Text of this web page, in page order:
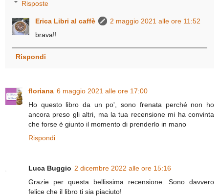
Risposte
Erica Libri al caffè
2 maggio 2021 alle ore 11:52
brava!!
Rispondi
floriana 6 maggio 2021 alle ore 17:00
Ho questo libro da un po', sono frenata perché non ho
ancora preso gli altri, ma la tua recensione mi ha convinta
che forse è giunto il momento di prenderlo in mano
Rispondi
Luca Buggio 2 dicembre 2022 alle ore 15:16
Grazie per questa bellissima recensione. Sono davvero
felice che il libro ti sia piaciuto!